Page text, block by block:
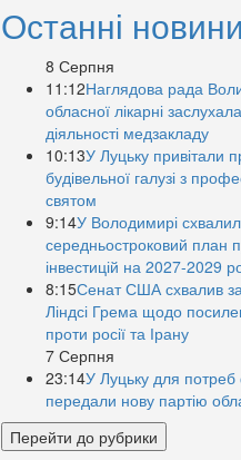
Останні новини
8 Серпня
11:12Наглядова рада
обласної лікарні
діяльності медзакладу
10:13У Луцьку привітали
будівельної галузі з
святом
9:14У Володимирі
середньостроковий план
інвестицій на 2027-2029
8:15Сенат США схвалив
Ліндсі Грема щодо
проти росії та Ірану
7 Серпня
23:14У Луцьку для
передали нову партію
Перейти до рубрики